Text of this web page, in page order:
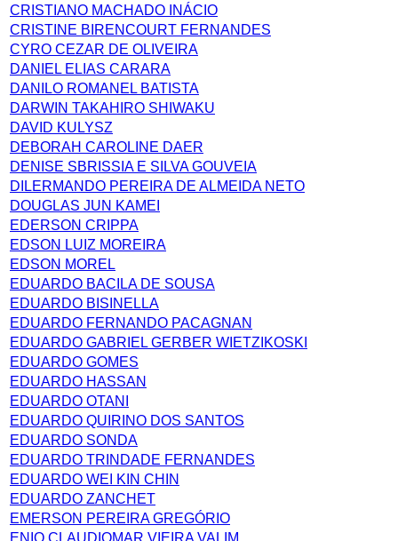
CRISTIANO MACHADO INÁCIO
CRISTINE BIRENCOURT FERNANDES
CYRO CEZAR DE OLIVEIRA
DANIEL ELIAS CARARA
DANILO ROMANEL BATISTA
DARWIN TAKAHIRO SHIWAKU
DAVID KULYSZ
DEBORAH CAROLINE DAER
DENISE SBRISSIA E SILVA GOUVEIA
DILERMANDO PEREIRA DE ALMEIDA NETO
DOUGLAS JUN KAMEI
EDERSON CRIPPA
EDSON LUIZ MOREIRA
EDSON MOREL
EDUARDO BACILA DE SOUSA
EDUARDO BISINELLA
EDUARDO FERNANDO PACAGNAN
EDUARDO GABRIEL GERBER WIETZIKOSKI
EDUARDO GOMES
EDUARDO HASSAN
EDUARDO OTANI
EDUARDO QUIRINO DOS SANTOS
EDUARDO SONDA
EDUARDO TRINDADE FERNANDES
EDUARDO WEI KIN CHIN
EDUARDO ZANCHET
EMERSON PEREIRA GREGÓRIO
ENIO CLAUDIOMAR VIEIRA VALIM